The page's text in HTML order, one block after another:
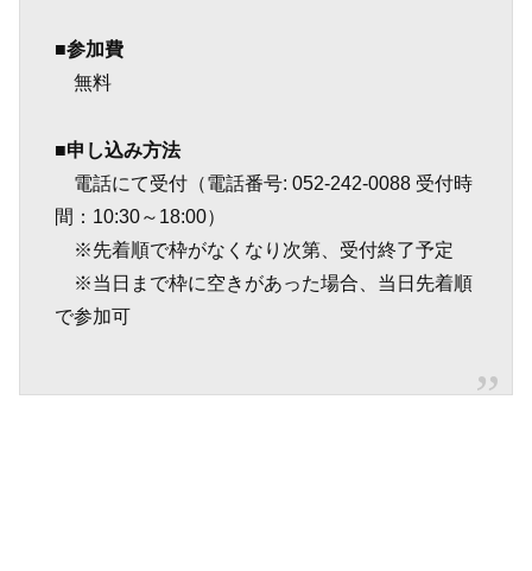
■参加費
無料
■申し込み方法
電話にて受付（電話番号: 052-242-0088 受付時
間：10:30～18:00）
※先着順で枠がなくなり次第、受付終了予定
※当日まで枠に空きがあった場合、当日先着順
で参加可